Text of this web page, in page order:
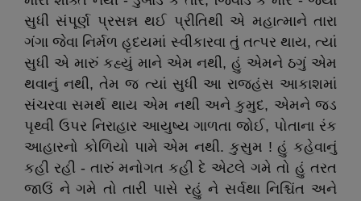
સુધી સંપૂર્ણ પ્રસન્ન થઈ પ્રીતિથી એ મહાત્માને તારા
ગંગા જેવા નિર્મળ હૃદયમાં સ્વીકારવા તું તત્પર થાય, ત્યાં
સુધી એ મારું કહ્યું માને એમ નથી, હું એમને ઠગું એમ
થવાનું નથી, તેમ જ ત્યાં સુધી આ રાજહંસ આકાશમાં
સંચરવા સમર્થ થાય એમ નથી અને કુમુદ, એમને જડ
પૃથ્વી ઉપર નિરાહાર આયુષ્ય ગાળતા જોઈ, પોતાના રંક
આહારનો કોળિયો પામે એમ નથી. કુસુમ ! હું કહેવાનું
કહી રહી - તારું મનોગત કહી દે એટલે ગમે તો હું તરત
જાઉં ને ગમે તો તારી પાસે રહું ને સર્વથા નિશ્ચિંત અને